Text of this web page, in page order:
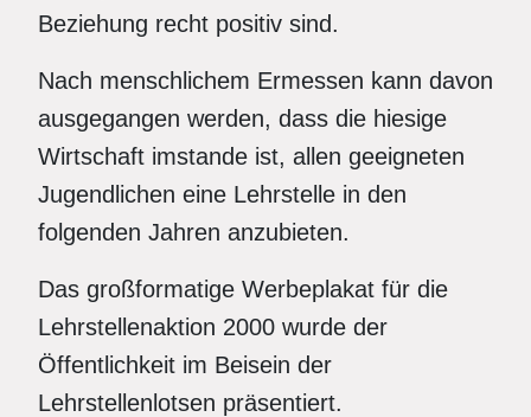
Beziehung recht positiv sind.
Nach menschlichem Ermessen kann davon
ausgegangen werden, dass die hiesige
Wirtschaft imstande ist, allen geeigneten
Jugendlichen eine Lehrstelle in den
folgenden Jahren anzubieten.
Das großformatige Werbeplakat für die
Lehrstellenaktion 2000 wurde der
Öffentlichkeit im Beisein der
Lehrstellenlotsen präsentiert.